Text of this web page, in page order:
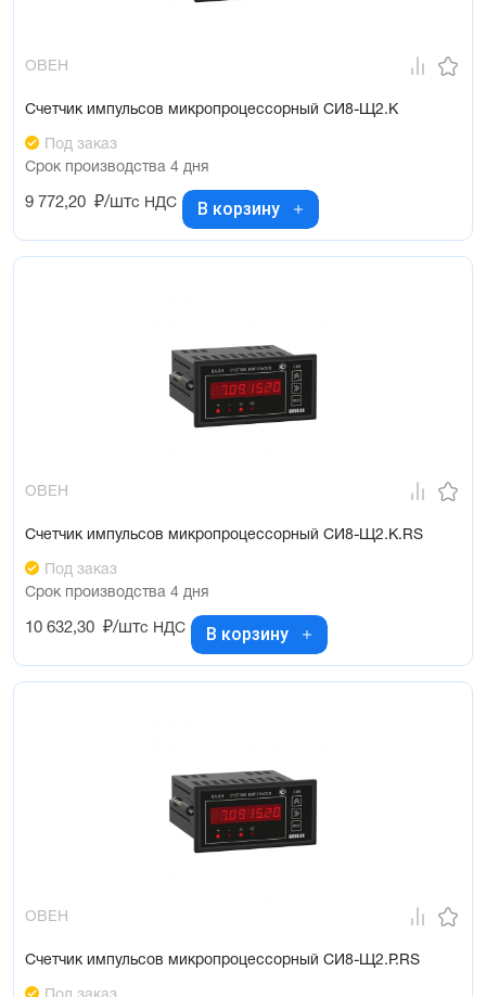
ОВЕН
Счетчик импульсов микропроцессорный СИ8-Щ2.К
Под заказ
Срок производства 4 дня
9 772,20 ₽/штс НДС В корзину
ОВЕН
Счетчик импульсов микропроцессорный СИ8-Щ2.К.RS
Под заказ
Срок производства 4 дня
10 632,30 ₽/штс НДС В корзину
ОВЕН
Счетчик импульсов микропроцессорный СИ8-Щ2.Р.RS